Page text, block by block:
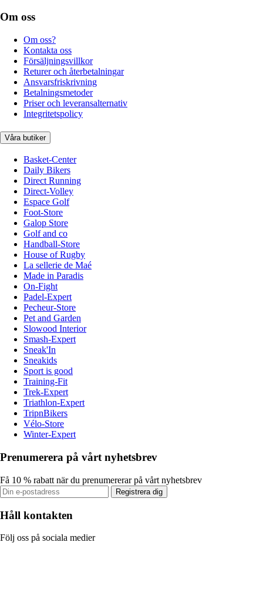
Om oss
Om oss?
Kontakta oss
Försäljningsvillkor
Returer och återbetalningar
Ansvarsfriskrivning
Betalningsmetoder
Priser och leveransalternativ
Integritetspolicy
Våra butiker
Basket-Center
Daily Bikers
Direct Running
Direct-Volley
Espace Golf
Foot-Store
Galop Store
Golf and co
Handball-Store
House of Rugby
La sellerie de Maé
Made in Paradis
On-Fight
Padel-Expert
Pecheur-Store
Pet and Garden
Slowood Interior
Smash-Expert
Sneak'In
Sneakids
Sport is good
Training-Fit
Trek-Expert
Triathlon-Expert
TripnBikers
Vélo-Store
Winter-Expert
Prenumerera på vårt nyhetsbrev
Få 10 % rabatt när du prenumererar på vårt nyhetsbrev
Registrera dig
Håll kontakten
Följ oss på sociala medier